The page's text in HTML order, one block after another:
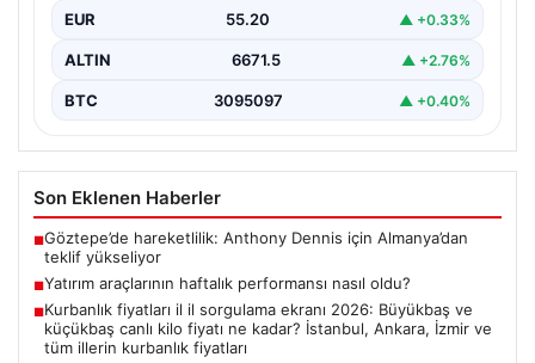
EUR 55.20 ▲ +0.33%
ALTIN 6671.5 ▲ +2.76%
BTC 3095097 ▲ +0.40%
Son Eklenen Haberler
■Göztepe’de hareketlilik: Anthony Dennis için Almanya’dan
teklif yükseliyor
■Yatırım araçlarının haftalık performansı nasıl oldu?
■Kurbanlık fiyatları il il sorgulama ekranı 2026: Büyükbaş ve
küçükbaş canlı kilo fiyatı ne kadar? İstanbul, Ankara, İzmir ve
tüm illerin kurbanlık fiyatları